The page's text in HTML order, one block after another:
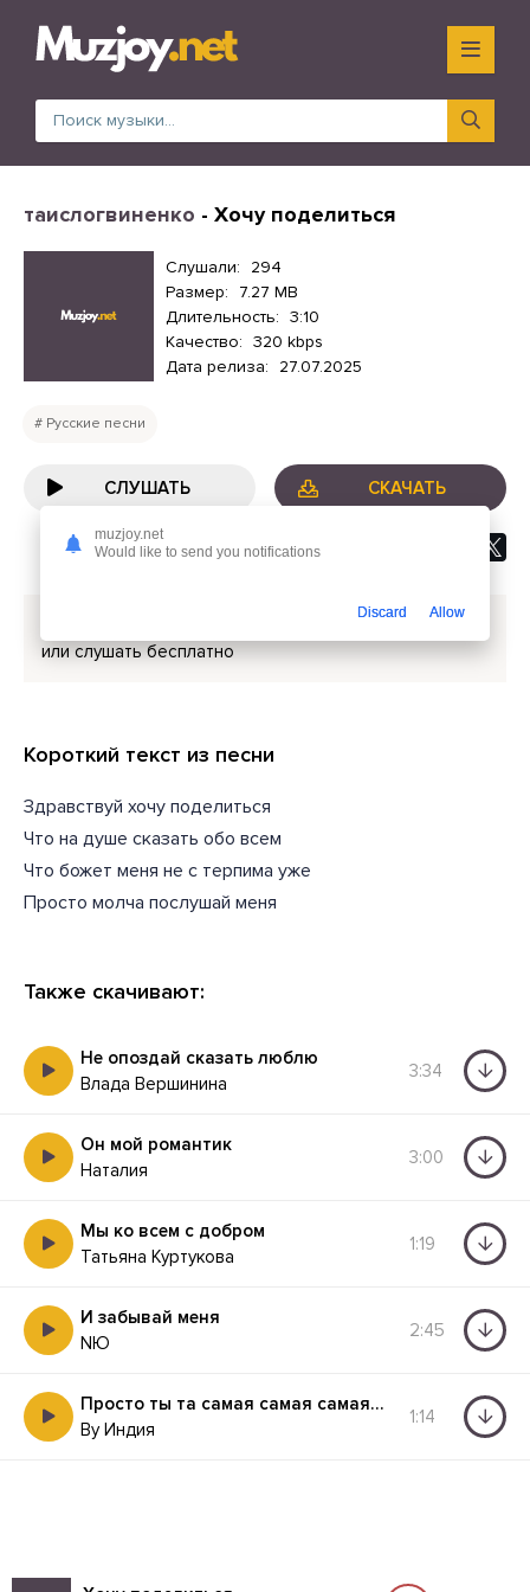
таислогвиненко - Хочу поделиться
Слушали:
294
Размер:
7.27 MB
Длительность: 3:10
Качество: 320 kbps
Дата релиза:
27.07.2025
Русские песни
СЛУШАТЬ СКАЧАТЬ
или слушать бесплатно
Короткий текст из песни
Здравствуй хочу поделиться
Что на душе сказать обо всем
Что божет меня не с терпима уже
Просто молча послушай меня
Также скачивают:
Не опоздай сказать люблю
Влада Вершинина
3:34
Он мой романтик
Наталия
3:00
Мы ко всем с добром
Татьяна Куртукова
1:19
И забывай меня
NЮ
2:45
Просто ты та самая самая самая половина
By Индия
1:14
muzjoy.net
Would like to send you notifications
Discard Allow